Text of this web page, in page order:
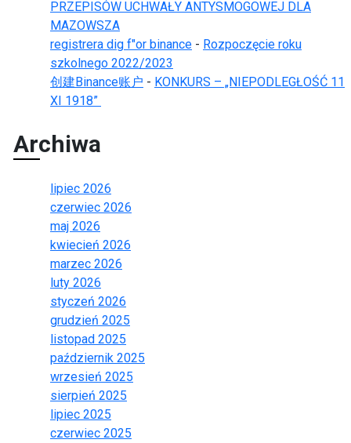
PRZEPISÓW UCHWAŁY ANTYSMOGOWEJ DLA
MAZOWSZA
registrera dig f"or binance - Rozpoczęcie roku
szkolnego 2022/2023
创建Binance账户 - KONKURS – „NIEPODLEGŁOŚĆ 11
XI 1918”
Archiwa
lipiec 2026
czerwiec 2026
maj 2026
kwiecień 2026
marzec 2026
luty 2026
styczeń 2026
grudzień 2025
listopad 2025
październik 2025
wrzesień 2025
sierpień 2025
lipiec 2025
czerwiec 2025